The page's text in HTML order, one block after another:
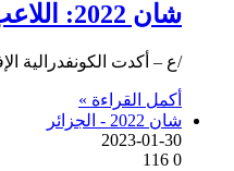
شان 2022: اللاعب قندوسي سيواصل مغامرته مع ‘الخضر’ حتى نهاية الدورة
/ع – أكدت الكونفدرالية
أكمل القراءة »
شان 2022 - الجزائر
2023-01-30
0